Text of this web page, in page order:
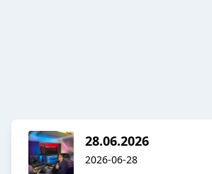
28.06.2026
2026-06-28